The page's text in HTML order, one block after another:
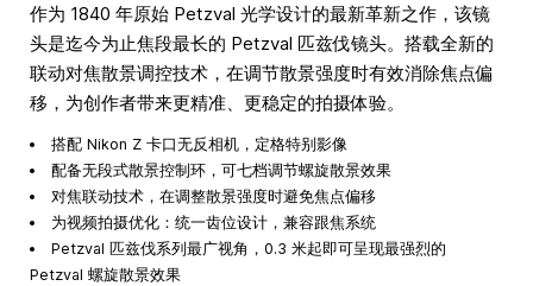
作为 1840 年原始 Petzval 光学设计的最新革新之作，该镜
头是迄今为止焦段最长的 Petzval 匹兹伐镜头。搭载全新的
联动对焦散景调控技术，在调节散景强度时有效消除焦点偏
移，为创作者带来更精准、更稳定的拍摄体验。
搭配 Nikon Z 卡口无反相机，定格特别影像
配备无段式散景控制环，可七档调节螺旋散景效果
对焦联动技术，在调整散景强度时避免焦点偏移
为视频拍摄优化：统一齿位设计，兼容跟焦系统
Petzval 匹兹伐系列最广视角，0.3 米起即可呈现最强烈的
Petzval 螺旋散景效果